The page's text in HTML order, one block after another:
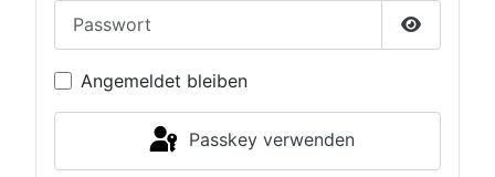
Passwort
Angemeldet bleiben
Passkey verwenden